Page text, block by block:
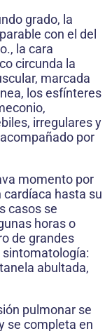
grado, la
con el del
la cara
circunda la
marcada
los esfínteres
irregulares y
por
momento por
hasta su
casos se
horas o
de grandes
abultada,
pulmonar se
se completa en